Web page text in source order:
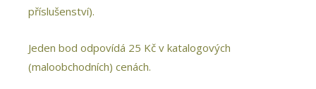
příslušenství).
Jeden bod odpovídá 25 Kč v katalogových
(maloobchodních) cenách.